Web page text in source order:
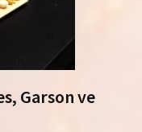
Garson ve